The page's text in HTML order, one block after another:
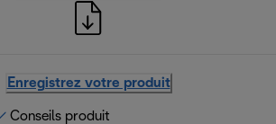
Enregistrez votre produit
Conseils produit